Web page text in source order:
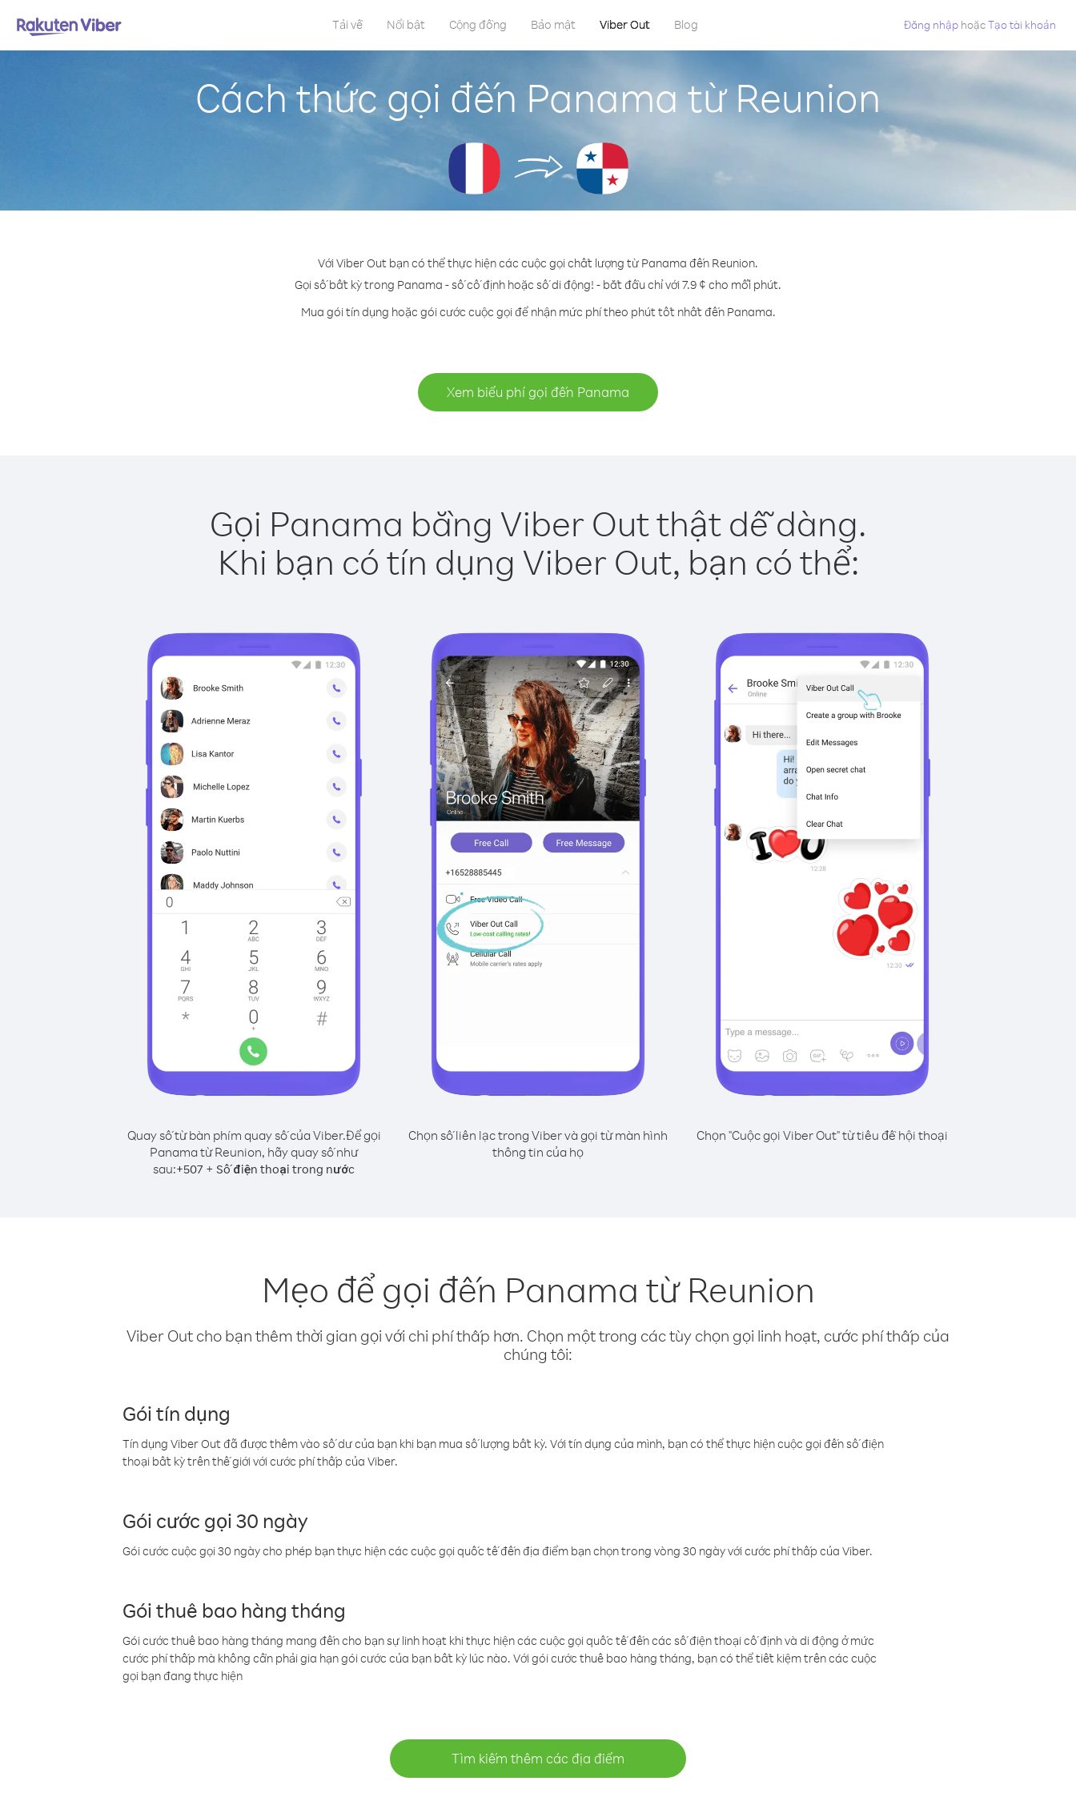
Tải về Nổi bật Cộng đồng Bảo mật Viber Out Blog Đăng nhập hoặcTạo tài khoản
Cách thức gọi đến Panama từ Reunion
Với Viber Out bạn có thể thực hiện các cuộc gọi chất lượng từ Panama đến Reunion.
Gọi số bất kỳ trong Panama - số cố định hoặc số di động! - bắt đầu chỉ với 7.9 ¢ cho mỗi phút.
Mua gói tín dụng hoặc gói cước cuộc gọi để nhận mức phí theo phút tốt nhất đến Panama.
Xem biểu phí gọi đến Panama
Gọi Panama bằng Viber Out thật dễ dàng.
Khi bạn có tín dụng Viber Out, bạn có thể:
Quay số từ bàn phím quay số của Viber.Để gọi
Panama từ Reunion, hãy quay số như
sau:+507 + Số điện thoại trong nước
Chọn số liên lạc trong Viber và gọi từ màn hình
thông tin của họ
Chọn "Cuộc gọi Viber Out" từ tiêu đề hội thoại
Mẹo để gọi đến Panama từ Reunion
Viber Out cho bạn thêm thời gian gọi với chi phí thấp hơn. Chọn một trong các tùy chọn gọi linh hoạt, cước phí thấp của
chúng tôi:
Gói tín dụng
Tín dụng Viber Out đã được thêm vào số dư của bạn khi bạn mua số lượng bất kỳ. Với tín dụng của mình, bạn có thể thực hiện cuộc gọi đến số điện
thoại bất kỳ trên thế giới với cước phí thấp của Viber.
Gói cước gọi 30 ngày
Gói cước cuộc gọi 30 ngày cho phép bạn thực hiện các cuộc gọi quốc tế đến địa điểm bạn chọn trong vòng 30 ngày với cước phí thấp của Viber.
Gói thuê bao hàng tháng
Gói cước thuê bao hàng tháng mang đến cho bạn sự linh hoạt khi thực hiện các cuộc gọi quốc tế đến các số điện thoại cố định và di động ở mức
cước phí thấp mà không cần phải gia hạn gói cước của bạn bất kỳ lúc nào. Với gói cước thuê bao hàng tháng, bạn có thể tiết kiệm trên các cuộc
gọi bạn đang thực hiện
Tìm kiếm thêm các địa điểm